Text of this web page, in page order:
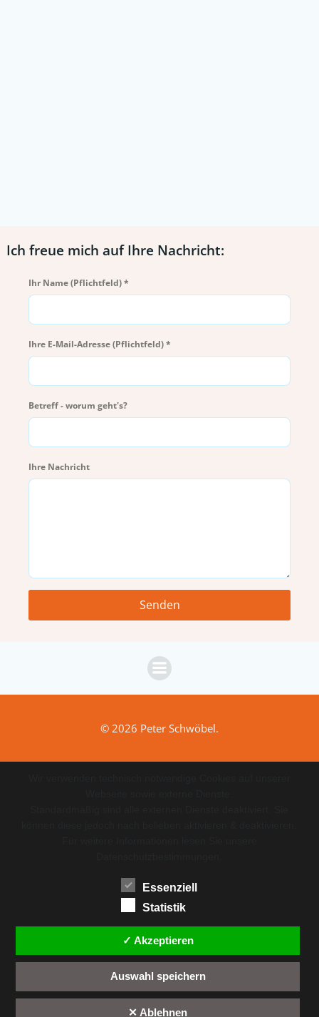
Ich freue mich auf Ihre Nachricht:
Ihr Name (Pflichtfeld)*
Ihre E-Mail-Adresse (Pflichtfeld)*
Betreff - worum geht's?
Ihre Nachricht
Senden
© 2026 Peter Schwöbel.
Essenziell
Statistik
✓ Akzeptieren
Auswahl speichern
✕ Ablehnen